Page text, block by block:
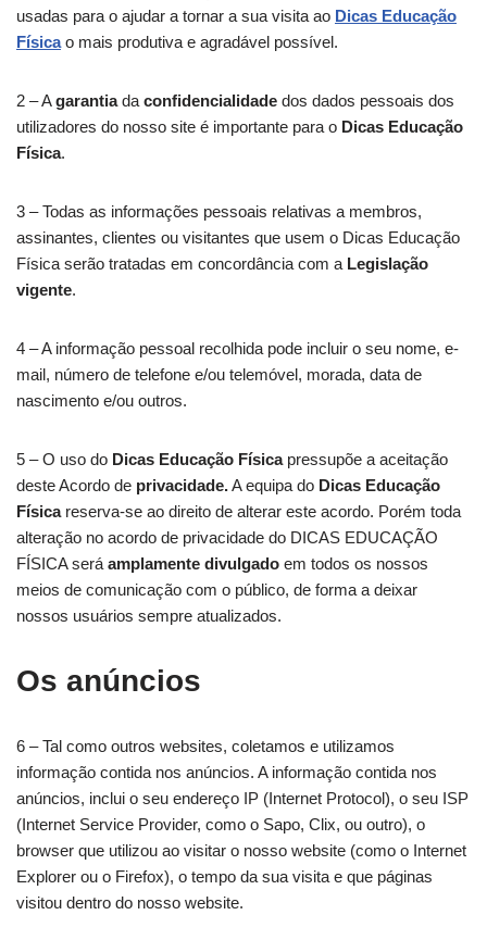
usadas para o ajudar a tornar a sua visita ao Dicas Educação
Físicao mais produtiva e agradável possível.
2 – Agarantiada confidencialidade dos dados pessoais dos
utilizadores do nosso site é importante para o Dicas Educação
Física.
3 – Todas as informações pessoais relativas a membros,
assinantes, clientes ou visitantes que usem o Dicas Educação
Física serão tratadas em concordância com a Legislação
vigente.
4 – A informação pessoal recolhida pode incluir o seu nome, e-
mail, número de telefone e/ou telemóvel, morada, data de
nascimento e/ou outros.
5 – O uso do Dicas Educação Físicapressupõe a aceitação
deste Acordo de privacidade.A equipa do Dicas Educação
Físicareserva-se ao direito de alterar este acordo. Porém toda
alteração no acordo de privacidade do DICAS EDUCAÇÃO
FÍSICA será amplamente divulgado em todos os nossos
meios de comunicação com o público, de forma a deixar
nossos usuários sempre atualizados.
Os anúncios
6 – Tal como outros websites, coletamos e utilizamos
informação contida nos anúncios. A informação contida nos
anúncios, inclui o seu endereço IP (Internet Protocol), o seu ISP
(Internet Service Provider, como o Sapo, Clix, ou outro), o
browser que utilizou ao visitar o nosso website (como o Internet
Explorer ou o Firefox), o tempo da sua visita e que páginas
visitou dentro do nosso website.